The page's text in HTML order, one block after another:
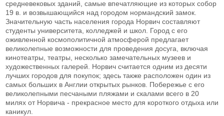
средневековых зданий, самые впечатляющие из которых собор
19 в. и возвышающийся над городом нормандский замок.
Значительную часть населения города Норвич составляют
студенты университета, колледжей и школ. Город с его
оживленной космополитичной атмосферой предлагает
великолепные возможности для проведения досуга, включая
кинотеатры, театры, несколько замечательных музеев и
художественных галерей. Норвич считается одним из десяти
лучших городов для покупок; здесь также расположен один из
самых больших в Англии открытых рынков. Побережье с его
великолепными песчаными пляжами и скалами всего в 20
милях от Норвича - прекрасное место для короткого отдыха или
каникул.